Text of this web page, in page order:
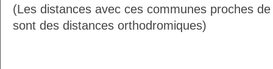
(Les distances avec ces communes proches
sont des distances orthodromiques)